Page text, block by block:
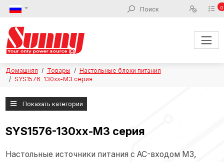
0
Домашняя Товары
Настольные блоки питания
SYS1576-130xx-M3 серия
Показать категории
SYS1576-130xx-M3 серия
Настольные источники питания с AC-входом M3,